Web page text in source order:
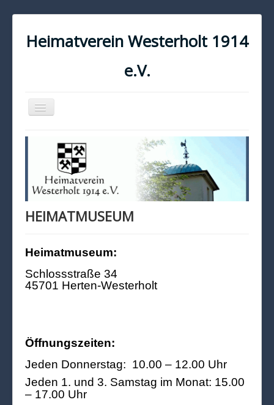
Heimatverein Westerholt 1914
e.V.
Navigation
an/aus
KONTAKT
IMPRESSUM
DATENSCHUTZ
HEIMATMUSEUM
Heimatmuseum:
Schlossstraße 34
45701 Herten-Westerholt
Öffnungszeiten:
Jeden Donnerstag: 10.00 – 12.00 Uhr
Jeden 1. und 3. Samstag im Monat: 15.00
– 17.00 Uhr